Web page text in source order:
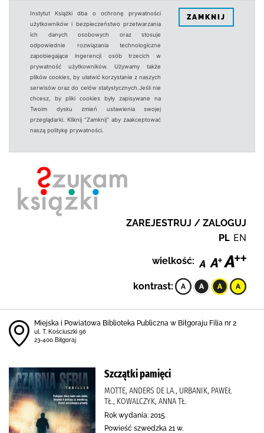
Instytut Książki dba o ochronę prywatności
użytkowników i bezpieczeństwo przetwarzania
ich danych osobowych oraz stosuje
odpowiednie rozwiązania technologiczne
zapobiegające ingerencji osób trzecich w
prywatność użytkowników. Używamy także
plików cookies, by ułatwić korzystanie z naszych
serwisów oraz do celów statystycznych.Jeśli nie
chcesz, by pliki cookies były zapisywane na
Twoim dysku zmień ustawienia swojej
przeglądarki. Kliknij "Zamknij" aby zaakceptować
naszą politykę prywatności.
ZAMKNIJ
ZAREJESTRUJ / ZALOGUJ
PL EN
wielkość:
kontrast:
Miejska i Powiatowa Biblioteka Publiczna w Biłgoraju Filia nr 2
ul. T. Kościuszki 96
23-400 Biłgoraj
Szczątki pamięci
MOTTE, ANDERS DE LA., URBANIK, PAWEŁ
TŁ., KOWALCZYK, ANNA TŁ.
Rok wydania: 2015.
Powieść szwedzka 21 w.